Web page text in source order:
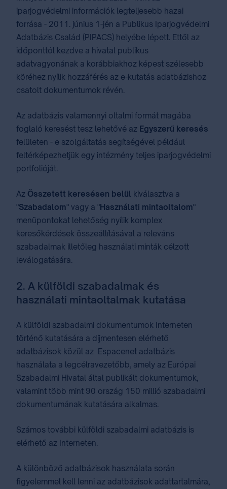
iparjogvédelmi információk legteljesebb hazai
forrása - 2011. június 1-jén a Publikus Iparjogvédelmi
Adatbázis Család (PIPACS) helyébe lépett. Ettől az
időponttól kezdve a hivatal publikus
adatvagyonának a korábbiakhoz képest szélesebb
köréhez nyílik hozzáférés az e-kutatás adatbázishoz
csatolt dokumentumok révén.
Az adatbázis valamennyi oltalmi formát magába
foglaló keresést tesz lehetővé az Egyszerű keresés
felületen - e szolgáltatás segítségével például
feltérképezhetjük egy intézmény teljes iparjogvédelmi
portfolióját.
Az Összetett keresésen belül kiválasztva a
"Szabadalom" vagy a "Használati mintaoltalom"
menüpontokat lehetőség nyílik komplex
keresőkérdések összeállításával a releváns
szabadalmak illetőleg használati minták célzott
leválogatására.
2. A külföldi szabadalmak és
használati mintaoltalmak kutatása
A külföldi szabadalmi dokumentumok Interneten
történő kutatására a díjmentesen elérhető
adatbázisok közül az ⁣Espacenet⁣ adatbázis
használata a legcélravezetőbb, amely az Európai
Szabadalmi Hivatal által publikált dokumentumok,
valamint több mint 90 ország 150 millió szabadalmi
dokumentumának kutatására alkalmas.
Számos további külföldi szabadalmi adatbázis is
elérhető az Interneten.
A különböző adatbázisok használata során
figyelemmel kell lenni az adatbázisok adattartalmára,